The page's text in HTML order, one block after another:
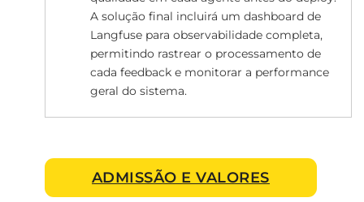
A solução final incluirá um dashboard de
Langfuse para observabilidade completa,
permitindo rastrear o processamento de
cada feedback e monitorar a performance
geral do sistema.
ADMISSÃO E VALORES